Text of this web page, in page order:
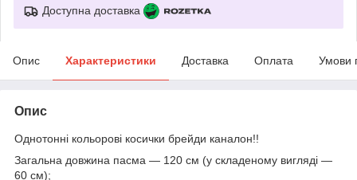
Доступна доставка
Опис Характеристики Доставка Оплата Умови
Опис
Однотонні кольорові косички брейди каналон!!
Загальна довжина пасма — 120 см (у складеному вигляді —
60 см);